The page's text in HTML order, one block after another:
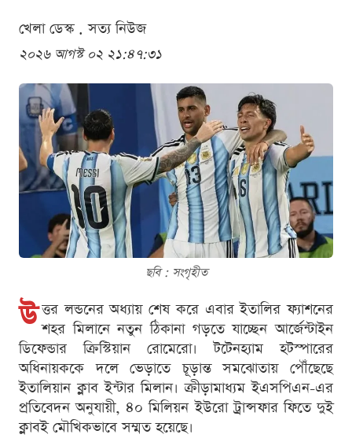
খেলা ডেস্ক . সত্য নিউজ
২০২৬ আগস্ট ০২ ২১:৪৭:৩১
ছবি : সংগৃহীত
উ ত্তর লন্ডনের অধ্যায় শেষ করে এবার ইতালির ফ্যাশনের
শহর মিলানে নতুন ঠিকানা গড়তে যাচ্ছেন আর্জেন্টাইন
ডিফেন্ডার ক্রিস্টিয়ান রোমেরো। টটেনহ্যাম হটস্পারের
অধিনায়ককে দলে ভেড়াতে চূড়ান্ত সমঝোতায় পৌঁছেছে
ইতালিয়ান ক্লাব ইন্টার মিলান। ক্রীড়ামাধ্যম ইএসপিএন-এর
প্রতিবেদন অনুযায়ী, ৪০ মিলিয়ন ইউরো ট্রান্সফার ফিতে দুই
ক্লাবই মৌখিকভাবে সম্মত হয়েছে।